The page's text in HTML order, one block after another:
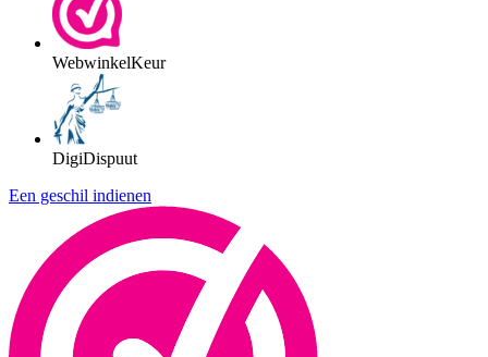
WebwinkelKeur
DigiDispuut
Een geschil indienen